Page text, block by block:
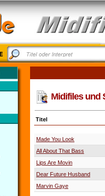
Midifiles und
Titel
Made You Look
All About That Bass
Lips Are Movin
Dear Future Husband
Marvin Gaye